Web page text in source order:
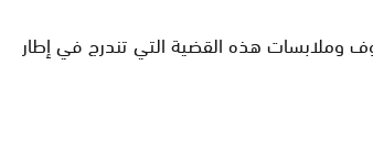
وملابسات هذه القضية التي تندرج في إطار